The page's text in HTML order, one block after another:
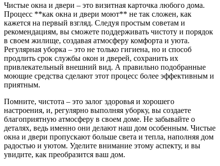
Чистые окна и двери – это визитная карточка любого дома.
Процесс **как окна и двери моют** не так сложен, как
кажется на первый взгляд. Следуя простым советам и
рекомендациям, вы сможете поддерживать чистоту и порядок
в своем жилище, создавая атмосферу комфорта и уюта.
Регулярная уборка – это не только гигиена, но и способ
продлить срок службы окон и дверей, сохранить их
привлекательный внешний вид. А правильно подобранные
моющие средства сделают этот процесс более эффективным и
приятным.
Помните, чистота – это залог здоровья и хорошего
настроения, и, регулярно выполняя уборку, вы создаете
благоприятную атмосферу в своем доме. Не забывайте о
деталях, ведь именно они делают наш дом особенным. Чистые
окна и двери пропускают больше света и тепла, наполняя дом
радостью и уютом. Уделите внимание этому аспекту, и вы
увидите, как преобразится ваш дом.